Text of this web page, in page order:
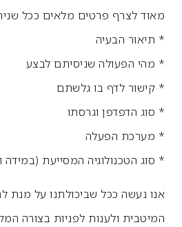
מאוד לצרף פרטים מלאים ככל
* תיאור הבעיה
* מהי הפעולה שניסיתם לבצע
* קישור לדף בו גלשתם
* סוג הדפדפן וגרסתו
* מערכת הפעלה
* סוג הטכנולוגיה המסייעת
אנו נעשה ככל שביכולתנו על מנת
המיטבית ולענות לפניות בצורה